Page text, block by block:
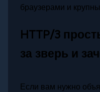
браузерами и
HTTP/3
за зверь и
Если вам нужно